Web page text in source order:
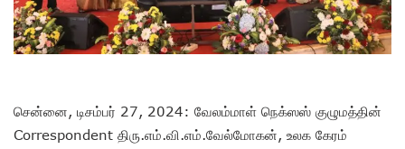
சென்னை, டிசம்பர் 27, 2024: வேலம்மாள் நெக்ஸஸ் குழுமத்தின்
Correspondent திரு.எம்.வி.எம்.வேல்மோகன், உலக கேரம்